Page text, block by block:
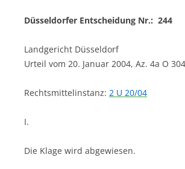
Düsseldorfer Entscheidung Nr.: 244
Landgericht Düsseldorf
Urteil vom 20. Januar 2004, Az. 4a O
Rechtsmittelinstanz: 2 U 20/04
I.
Die Klage wird abgewiesen.